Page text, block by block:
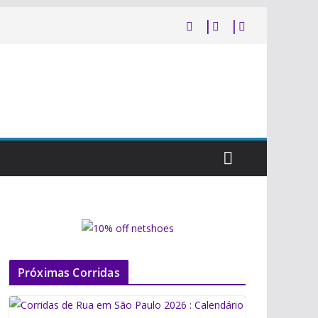
Próximas Corridas